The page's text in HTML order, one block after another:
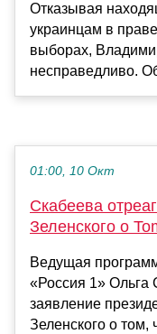
Отказывая
украинцам в
выборах,
несправедливо.
01:00, 10 Окт
Скабеева
Зеленского о
Ведущая
«Россия 1» Ольга
заявление
Зеленского о том,